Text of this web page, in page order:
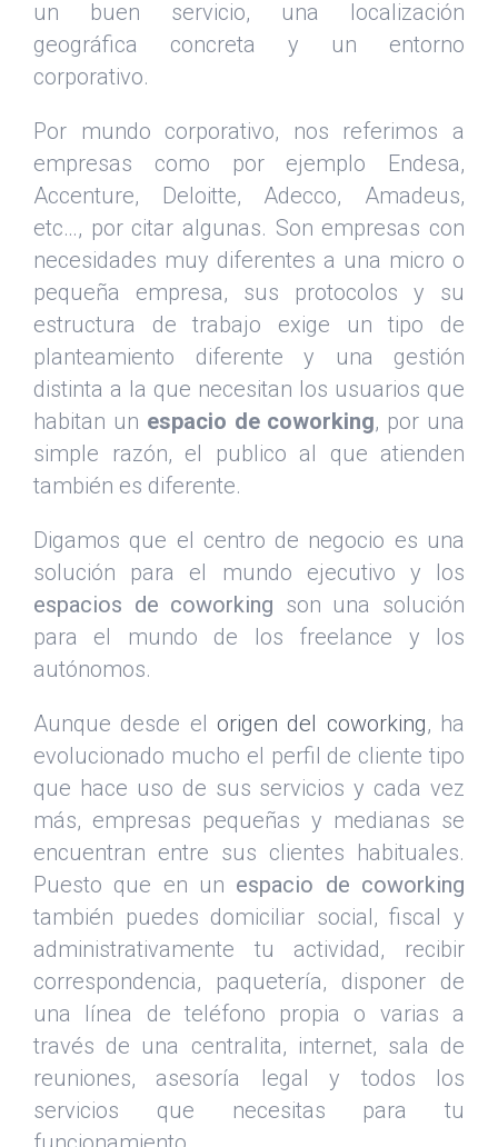
un buen servicio, una localización
geográfica concreta y un entorno
corporativo.
Por mundo corporativo, nos referimos a
empresas como por ejemplo Endesa,
Accenture, Deloitte, Adecco, Amadeus,
etc…, por citar algunas. Son empresas con
necesidades muy diferentes a una micro o
pequeña empresa, sus protocolos y su
estructura de trabajo exige un tipo de
planteamiento diferente y una gestión
distinta a la que necesitan los usuarios que
habitan un espacio de coworking, por una
simple razón, el publico al que atienden
también es diferente.
Digamos que el centro de negocio es una
solución para el mundo ejecutivo y los
espacios de coworking son una solución
para el mundo de los freelance y los
autónomos.
Aunque desde el origen del coworking, ha
evolucionado mucho el perfil de cliente tipo
que hace uso de sus servicios y cada vez
más, empresas pequeñas y medianas se
encuentran entre sus clientes habituales.
Puesto que en un espacio de coworking
también puedes domiciliar social, fiscal y
administrativamente tu actividad, recibir
correspondencia, paquetería, disponer de
una línea de teléfono propia o varias a
través de una centralita, internet, sala de
reuniones, asesoría legal y todos los
servicios que necesitas para tu